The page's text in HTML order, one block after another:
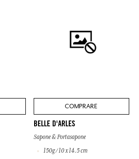
COMPRARE
BELLE D'ARLES
Sapone & Portasapone
150g / 10 x 14.5 cm